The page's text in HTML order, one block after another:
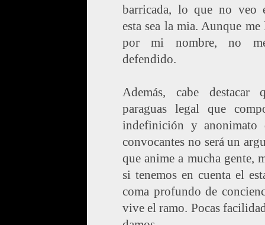
barricada, lo que no veo
esta sea la mia. Aunque me
por mi nombre, no
defendido.
Además, cabe destacar
paraguas legal que
indefinición y anonimato
convocantes no será un
que anime a mucha gente,
si tenemos en cuenta el
coma profundo de
vive el ramo. Pocas